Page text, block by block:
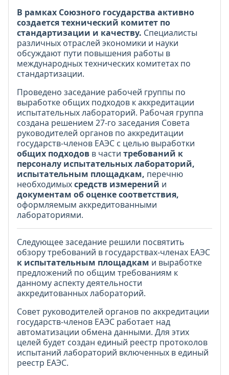
В рамках Союзного государства активно
создается технический комитет по
стандартизации и качеству. Специалисты
различных отраслей экономики и науки
обсуждают пути повышения работы в
международных технических комитетах по
стандартизации.
Проведено заседание рабочей группы по
выработке общих подходов к аккредитации
испытательных лабораторий. Рабочая группа
создана решением 27-го заседания Совета
руководителей органов по аккредитации
государств-членов ЕАЭС с целью выработки
общих подходов в части требований к
персоналу испытательных лабораторий,
испытательным площадкам, перечню
необходимыхсредств измерений и
документам об оценке соответствия,
оформляемым аккредитованными
лабораториями.
Следующее заседание решили посвятить
обзору требований в государствах-членах ЕАЭС
к испытательным площадкам и выработке
предложений по общим требованиям к
данному аспекту деятельности
аккредитованных лабораторий.
Совет руководителей органов по аккредитации
государств-членов ЕАЭС работает над
автоматизации обмена данными. Для этих
целей будет создан единый реестр протоколов
испытаний лабораторий включенных в единый
реестр ЕАЭС.